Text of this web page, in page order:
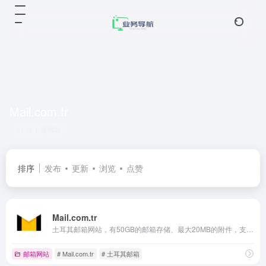
排序 发布 更新 浏览 点赞
Mail.com.tr
邮箱网站 # Mail.com.tr # 土耳其邮箱